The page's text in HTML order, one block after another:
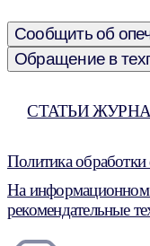
Сообщить об
Обращение в
СТАТЬИ
Политика
На информационном
рекомендательные